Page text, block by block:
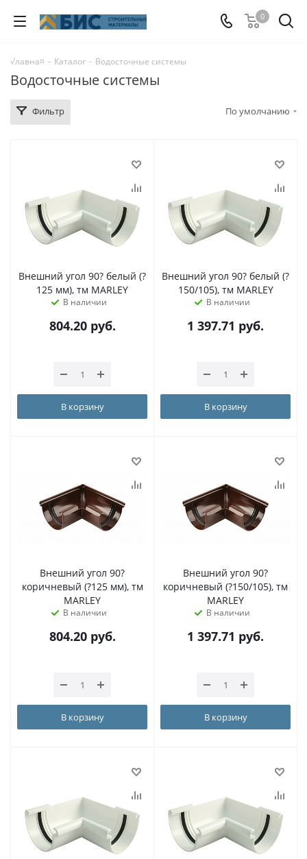
0
√лавна¤ - Каталог - Водосточные системы
Водосточные системы
Фильтр По умолчанию
Внешний угол 90? белый (?
125 мм), тм MARLEY
В наличии
804.20руб.
В корзину
Внешний угол 90? белый (?
150/105), тм MARLEY
В наличии
1 397.71 руб.
В корзину
Внешний угол 90?
коричневый (?125 мм), тм
MARLEY
В наличии
804.20руб.
В корзину
Внешний угол 90?
коричневый (?150/105), тм
MARLEY
В наличии
1 397.71 руб.
В корзину